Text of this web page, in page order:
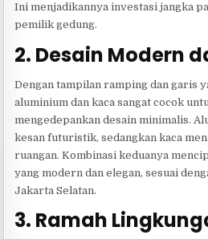
Ini menjadikannya investasi jangka
pemilik gedung.
2. Desain Modern
Dengan tampilan ramping dan garis
aluminium dan kaca sangat cocok
mengedepankan desain minimalis.
kesan futuristik, sedangkan kaca
ruangan. Kombinasi keduanya
yang modern dan elegan, sesuai
Jakarta Selatan.
3. Ramah